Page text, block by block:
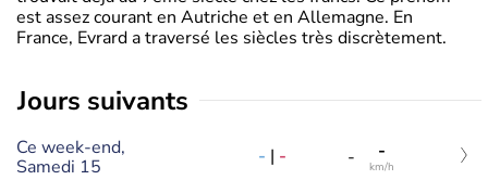
est assez courant en Autriche et en Allemagne. En
France, Evrard a traversé les siècles très discrètement.
jours suivants
Ce week-end,
Samedi 15
- | - - -
km/h